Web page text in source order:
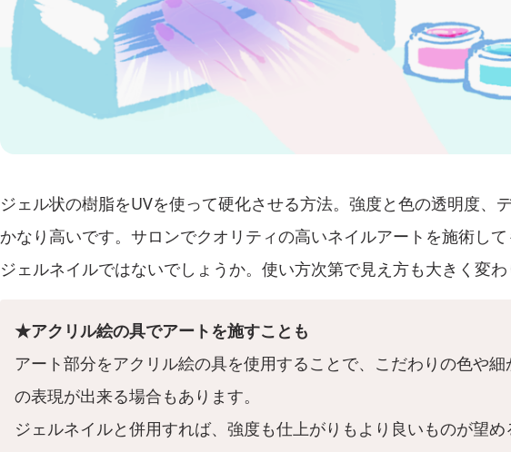
ジェル状の樹脂をUVを使って硬化させる方法。強度と色の透明度、
かなり高いです。サロンでクオリティの高いネイルアートを施術し
ジェルネイルではないでしょうか。使い方次第で見え方も大きく変わ
★アクリル絵の具でアートを施すことも
アート部分をアクリル絵の具を使用することで、こだわりの色や
の表現が出来る場合もあります。
ジェルネイルと併用すれば、強度も仕上がりもより良いものが望め